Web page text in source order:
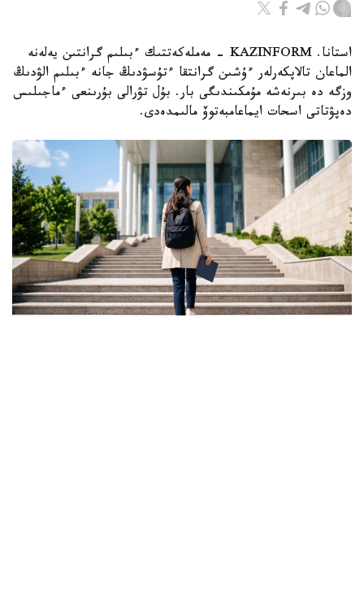
استانا. KAZINFORM - مەملەكەتتىك ءبىلىم گرانتىن يەلەنە
الماعان تالاپكەرلەر ءۇشىن گرانتقا ءتۇسۋدىڭ جانە ءبىلىم الۋدىڭ
وزگە دە بىرنەشە مۇمكىندىگى بار. بۇل تۋرالى بۇرىنعى ءماجىلىس
دەپۋتاتى اسحات ايماعامبەتوۆ مالىمدەدى.